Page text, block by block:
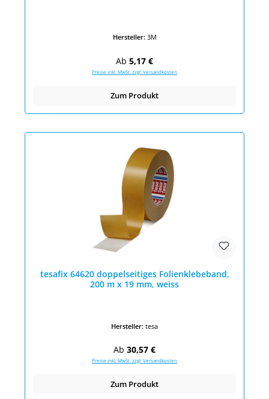
Hersteller: 3M
Regulärer Preis:
Ab 5,17 €
Preise inkl. MwSt. zzgl. Versandkosten
Zum Produkt
tesafix 64620 doppelseitiges Folienklebeband,
200 m x 19 mm, weiss
Hersteller: tesa
Regulärer Preis:
Ab 30,57 €
Preise inkl. MwSt. zzgl. Versandkosten
Zum Produkt